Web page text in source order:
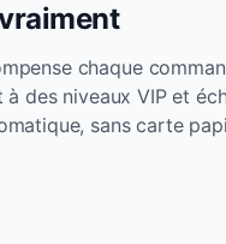
chaque
des niveaux VIP et
sans carte